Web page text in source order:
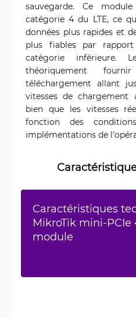
sauvegarde. Ce
catégorie 4 du LTE, ce
données plus rapides et
plus fiables par
catégorie
théoriquement
téléchargement allant
vitesses de chargement
bien que les vitesses
fonction des
implémentations de
Caractéristiques
MikroTik mini-PCIe
module